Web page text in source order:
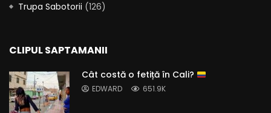
Trupa Sabotorii (126)
CLIPUL SAPTAMANII
Cât costă o fetiță în Cali?
EDWARD 651.9K